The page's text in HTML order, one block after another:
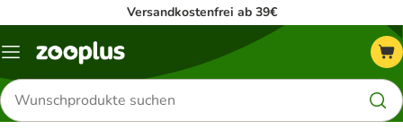
Versandkostenfrei ab 39€
Menü
Produkte
suchen